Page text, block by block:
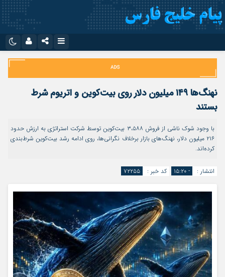
اینستاگرام
تلگرام
سروش
ایتا
اپلیکیشن
نام کاربری یا نشانی ایمیل
رمز عبور
مرا به خاطر بسپار
نهنگ‌ها ۱۴۹ میلیون دلار روی بیت‌کوین و اتریوم شرط
بستند
با وجود شوک ناشی از فروش ۳،۵۸۸ بیت‌کوین توسط شرکت استراتژی به ارزش حدود
۲۱۶ میلیون دلار، نهنگ‌های بازار برخلاف نگرانی‌ها، روی ادامه رشد بیت‌کوین شرط‌بندی
کرده‌اند.
انتشار : - ۱۵:۲۰ کد خبر : ۷۲۲۵۵